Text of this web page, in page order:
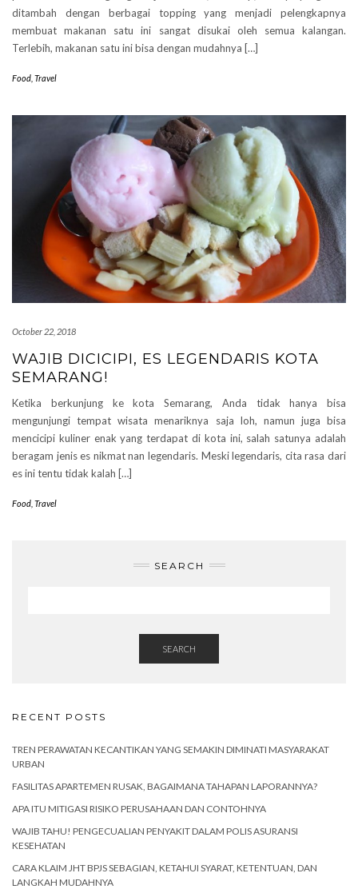
ditambah dengan berbagai topping yang menjadi pelengkapnya
membuat makanan satu ini sangat disukai oleh semua kalangan.
Terlebih, makanan satu ini bisa dengan mudahnya […]
Food Travel
October 22, 2018
WAJIB DICICIPI, ES LEGENDARIS KOTA
SEMARANG!
Ketika berkunjung ke kota Semarang, Anda tidak hanya bisa
mengunjungi tempat wisata menariknya saja loh, namun juga bisa
mencicipi kuliner enak yang terdapat di kota ini, salah satunya adalah
beragam jenis es nikmat nan legendaris. Meski legendaris, cita rasa dari
es ini tentu tidak kalah […]
Food Travel
SEARCH
SEARCH
RECENT POSTS
TREN PERAWATAN KECANTIKAN YANG SEMAKIN DIMINATI MASYARAKAT
URBAN
FASILITAS APARTEMEN RUSAK, BAGAIMANA TAHAPAN LAPORANNYA?
APA ITU MITIGASI RISIKO PERUSAHAAN DAN CONTOHNYA
WAJIB TAHU! PENGECUALIAN PENYAKIT DALAM POLIS ASURANSI
KESEHATAN
CARA KLAIM JHT BPJS SEBAGIAN, KETAHUI SYARAT, KETENTUAN, DAN
LANGKAH MUDAHNYA